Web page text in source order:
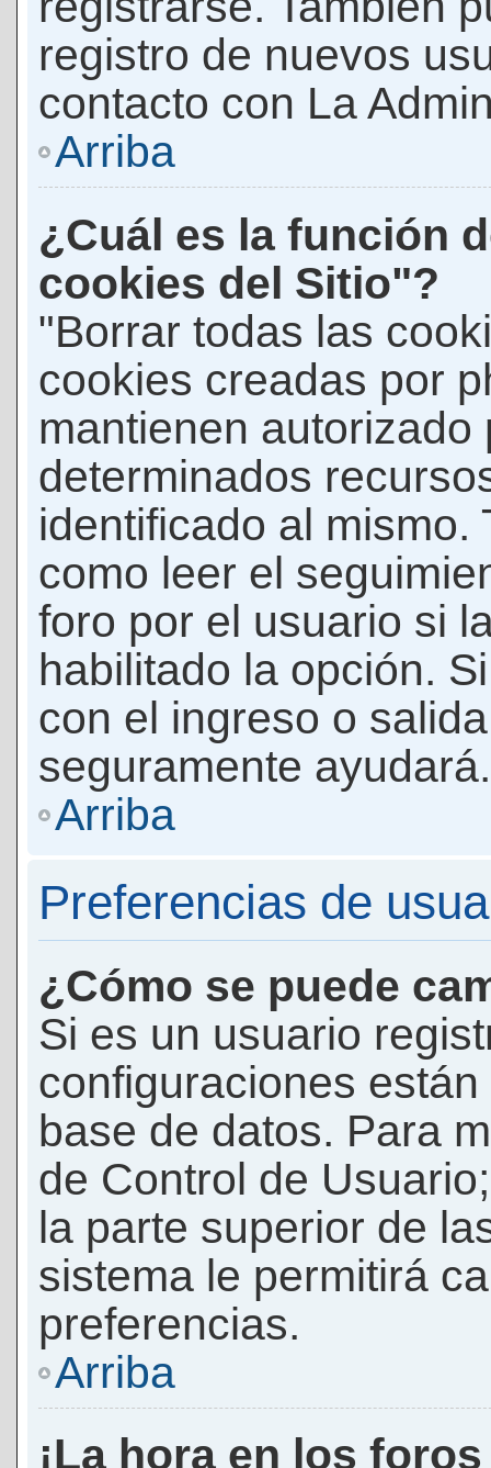
registro de nuevos
contacto con La
Arriba
¿Cuál es la función
cookies del Sitio"?
"Borrar todas las
cookies creadas por
mantienen autorizado
determinados
identificado al mismo.
como leer el
foro por el usuario si
habilitado la opción.
con el ingreso o
seguramente ayudará.
Arriba
Preferencias de
¿Cómo se puede
Si es un usuario
configuraciones
base de datos. Para
de Control de
la parte superior de
sistema le permitirá
preferencias.
Arriba
¡La hora en los